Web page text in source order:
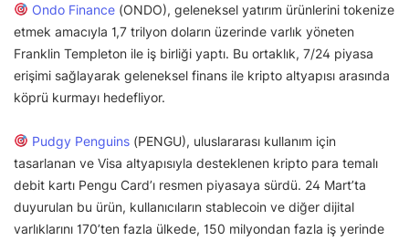
Ondo Finance(ONDO), geleneksel yatırım ürünlerini tokenize
etmek amacıyla 1,7 trilyon doların üzerinde varlık yöneten
Franklin Templeton ile iş birliği yaptı. Bu ortaklık, 7/24 piyasa
erişimi sağlayarak geleneksel finans ile kripto altyapısı arasında
köprü kurmayı hedefliyor.
Pudgy Penguins(PENGU), uluslararası kullanım için
tasarlanan ve Visa altyapısıyla desteklenen kripto para temalı
debit kartı Pengu Card’ı resmen piyasaya sürdü. 24 Mart’ta
duyurulan bu ürün, kullanıcıların stablecoin ve diğer dijital
varlıklarını 170’ten fazla ülkede, 150 milyondan fazla iş yerinde